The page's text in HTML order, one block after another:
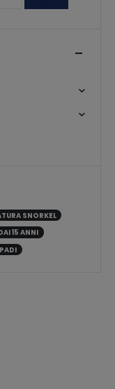
SNORKEL
15 ANNI
PADI